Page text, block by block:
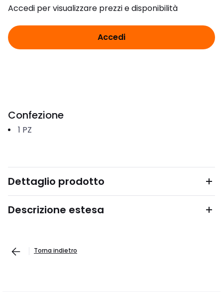
Accedi per visualizzare prezzi e disponibilità
Accedi
Confezione
1 PZ
Dettaglio prodotto
Descrizione estesa
Torna indietro